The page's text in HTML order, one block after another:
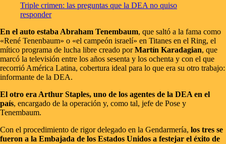
Triple crimen: las preguntas que la DEA no quiso
responder
En el auto estaba Abraham Tenembaum, que saltó a la fama como
«René Tenenbaum» o «el campeón israelí» en Titanes en el Ring, el
mítico programa de lucha libre creado porMartín Karadagian, que
marcó la televisión entre los años sesenta y los ochenta y con el que
recorrió América Latina, cobertura ideal para lo que era su otro trabajo:
informante de la DEA.
El otro era Arthur Staples, uno de los agentes de la DEA en el
país, encargado de la operación y, como tal, jefe de Pose y
Tenembaum.
Con el procedimiento de rigor delegado en la Gendarmería, los tres se
fueron a la Embajada de los Estados Unidos a festejar el éxito de